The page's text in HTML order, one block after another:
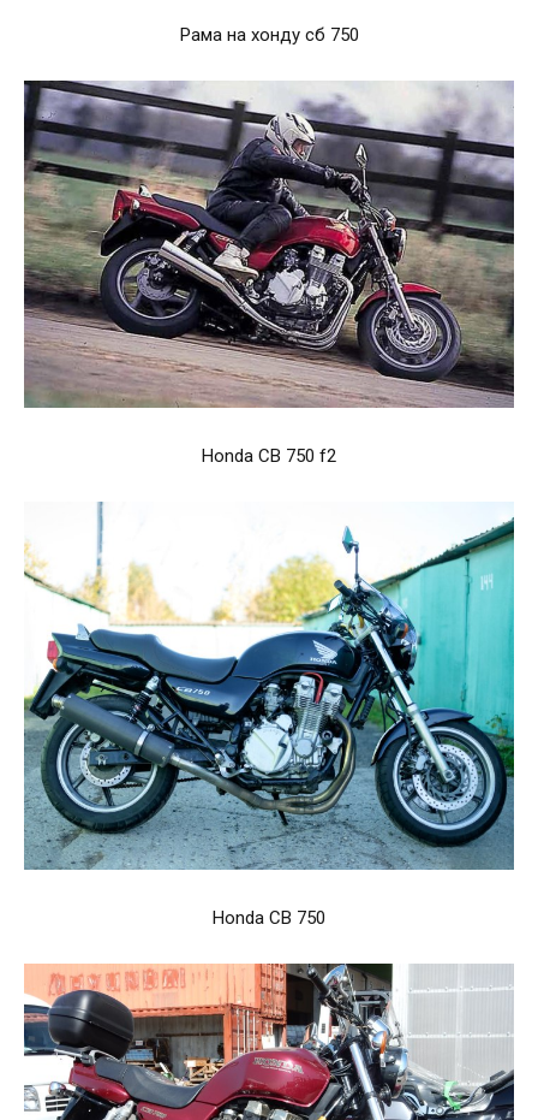
Рама на хонду сб 750
Honda CB 750 f2
Honda CB 750